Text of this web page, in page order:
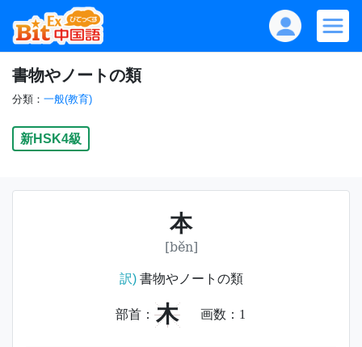
書物やノートの類
分類： 一般(教育)
新HSK4級
本
[běn]
訳)書物やノートの類
部首： 木 画数： 1